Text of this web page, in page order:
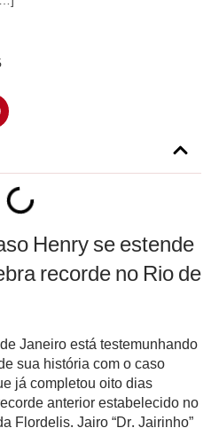
Henry se estende
recorde no Rio de
Janeiro está testemunhando
sua história com o caso
já completou oito dias
anterior estabelecido no